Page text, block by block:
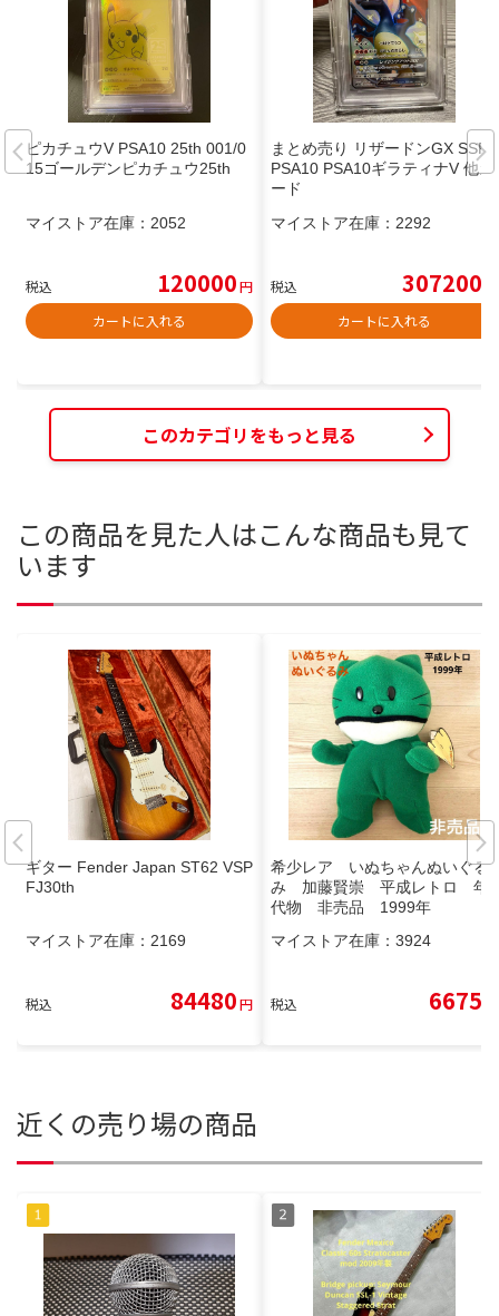
ピカチュウV PSA10 25th 001/0
15ゴールデンピカチュウ25th
マイストア在庫： 2052
税込 120000円
カートに入れる
まとめ売り リザードンGX SSR
PSA10 PSA10ギラティナV 他カ
ード
マイストア在庫： 2292
税込 307200
カートに入れる
このカテゴリをもっと見る
この商品を見た人はこんな商品も見て
います
ギター Fender Japan ST62 VSP
FJ30th
マイストア在庫： 2169
税込 84480円
希少レア いぬちゃんぬいぐる
み 加藤賢崇 平成レトロ 年
代物 非売品 1999年
マイストア在庫： 3924
税込 6675
近くの売り場の商品